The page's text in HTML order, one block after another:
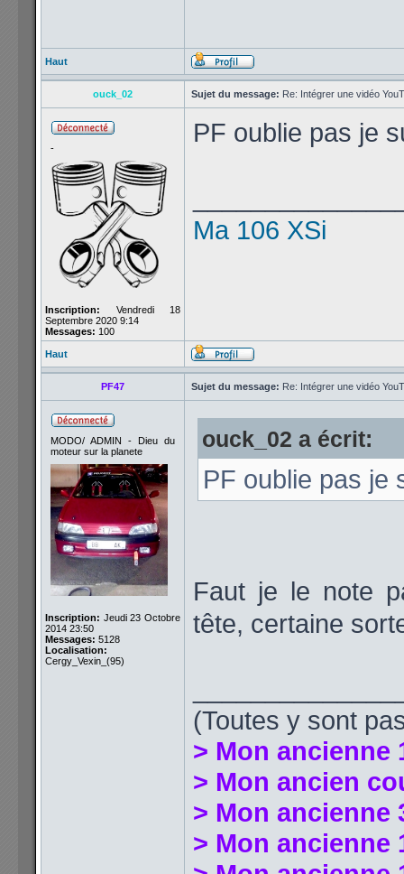
Haut
ouck_02 Sujet du message: Re: Intégrer une vidéo
-
Inscription: Vendredi 18
Septembre 2020 9:14
Messages: 100
PF oublie pas je
Ma 106 XSi
Haut
PF47 Sujet du message: Re: Intégrer une vidéo
MODO/ ADMIN - Dieu du
moteur sur la planete
Inscription: Jeudi 23 Octobre
2014 23:50
Messages: 5128
Localisation:
Cergy_Vexin_(95)
ouck_02 a écrit:
PF oublie pas je
Faut je le note
tête, certaine
(Toutes y sont
> Mon ancienne
> Mon ancien
> Mon ancienne
> Mon ancienne